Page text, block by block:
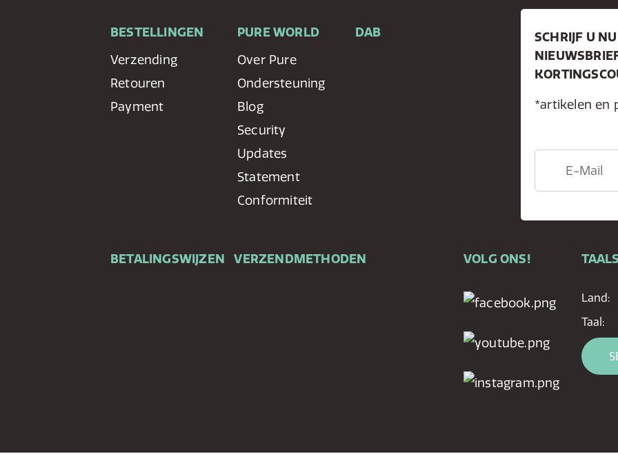
BESTELLINGEN
Verzending
Retouren
Payment
PURE WORLD
Over Pure
Ondersteuning
Blog
Security
Updates
Statement
Conformiteit
DAB
BETALINGSWIJZEN VERZENDMETHODEN
SCHRIJF U
*artikelen en
VOLG ONS!
Land:
Taal: